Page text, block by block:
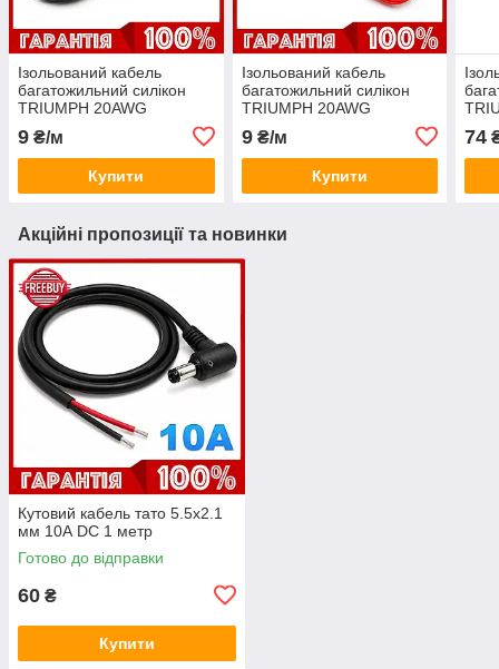
Ізольований кабель
багатожильний силікон
TRIUMPH 20AWG
200C чорний 1 м
9 ₴/м
Купити
Ізольований кабель
багатожильний силікон
TRIUMPH 20AWG
200C червоний 1 м
9₴/м
Купити
74
Акційні пропозиції та новинки
Кутовий кабель тато 5.5х2.1
мм 10А DC 1 метр
Готово до відправки
60 ₴
Купити